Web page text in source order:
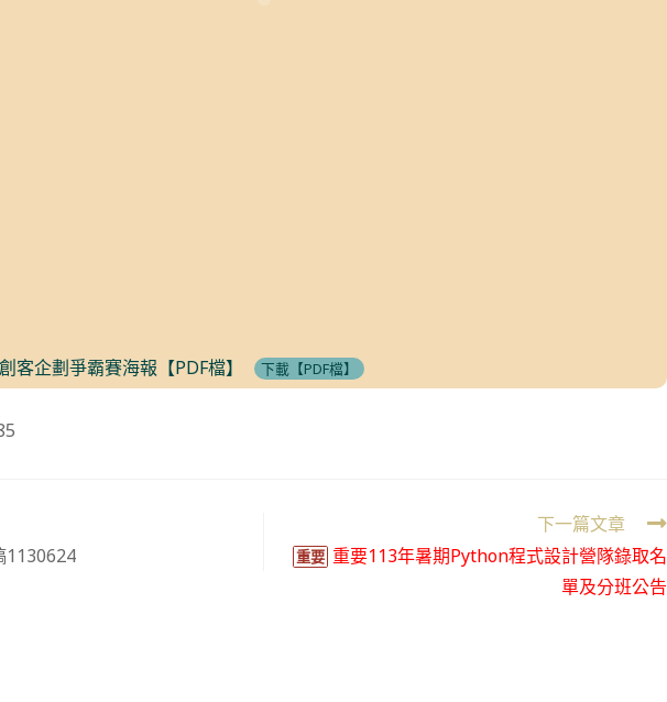
客企劃爭霸賽海報【PDF檔】 下載【PDF檔】
1130624
下一篇文章
重要 重要113年暑期Python程式設計營隊錄取名
單及分班公告
氣品質資料請開啟